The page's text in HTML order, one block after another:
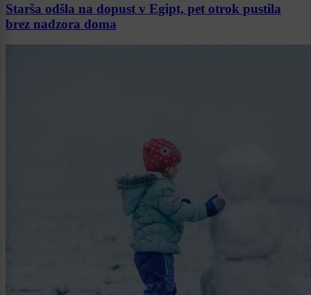
Starša odšla na dopust v Egipt, pet otrok pustila
brez nadzora doma